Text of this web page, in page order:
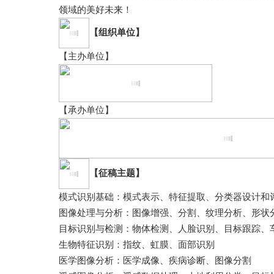
领域的美好未来！
【组织单位】
【主办单位】
【承办单位】
【征稿主题】
模式识别基础：模式表示、特征提取、分类器设计和
图像处理与分析：图像增强、分割、纹理分析、形状
目标识别与检测：物体检测、人脸识别、目标跟踪、
生物特征识别：指纹、虹膜、面部识别
医学图像分析：医学成像、疾病诊断、图像分割